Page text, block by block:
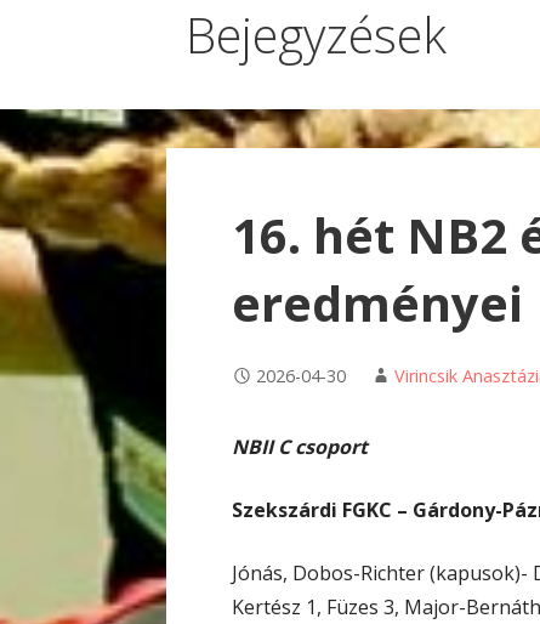
Bejegyzések
16. hét NB2
eredményei
2026-04-30 Virincsik
NBII C csoport
Szekszárdi FGKC – Gárdony-
Jónás, Dobos-Richter (kapusok)-
Kertész 1, Füzes 3, Major-